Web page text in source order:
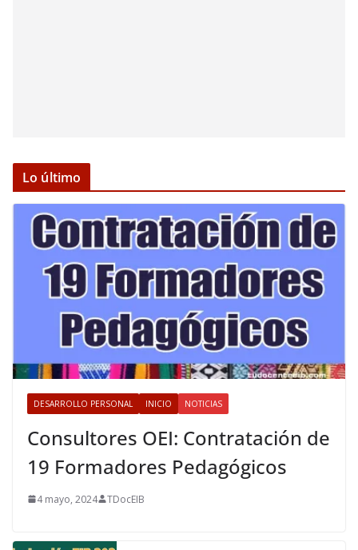
Lo último
DESARROLLO PERSONAL INICIO NOTICIAS
Consultores OEI: Contratación de
19 Formadores Pedagógicos
4 mayo, 2024 TDocEIB